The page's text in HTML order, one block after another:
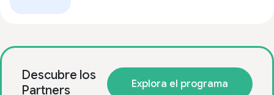
Descubre los
Partners
Explora el programa